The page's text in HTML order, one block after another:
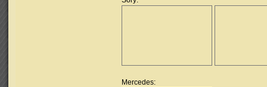
Mercedes: